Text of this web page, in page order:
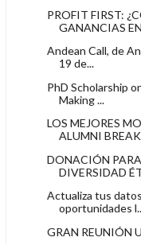
PROFIT FIRST:
GANANCIAS
Andean Call, de
19 de...
PhD Scholarship
Making ...
LOS MEJORES
ALUMNI
DONACIÓN
DIVERSIDAD
Actualiza tus
oportunidades
GRAN REUNIÓN